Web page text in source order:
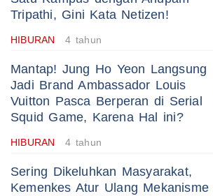
Tripathi, Gini Kata Netizen!
HIBURAN 4 tahun
Mantap! Jung Ho Yeon Langsung
Jadi Brand Ambassador Louis
Vuitton Pasca Berperan di Serial
Squid Game, Karena Hal ini?
HIBURAN 4 tahun
Sering Dikeluhkan Masyarakat,
Kemenkes Atur Ulang Mekanisme